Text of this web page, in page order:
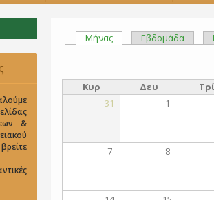
&
Πρωτεύουσες
Μήνας(ενεργή καρτέλα)
Εβδομάδα
Κυρ Δευ Τρί
31
1
7 8